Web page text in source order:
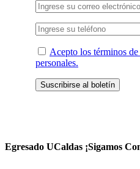
Acepto los términos
personales.
Egresado UCaldas ¡Sigamos